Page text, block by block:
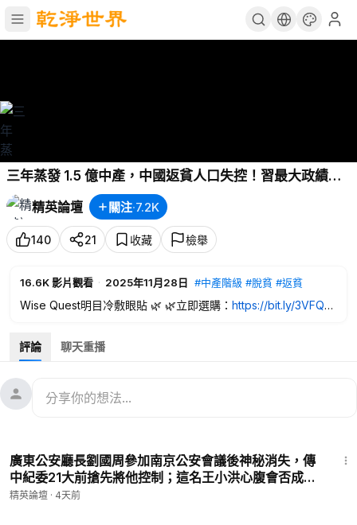
三年蒸發 1.5 億中產，中國返貧人口失控！習最大政績脫
貧工程爛尾，中共嚴控返鄉滯鄉保統計數字；城市無工
做、農村回不去，無路可走的農民工成習政權最大炸藥
桶；#精英論壇11/28/2025
精英論壇 關注·7.2K
140 21 收藏 檢舉
16.6K影片觀看 · 2025年11月28日 #中產階級 #脫貧 #返貧
Wise Quest明目冷敷眼貼 🌿 🌿立即選購： https://bit.ly/3VFQZi
中醫智慧，舒緩眼疲勞！ 👀
🌱 純草本配方：菊花、薄荷、尤加利，100%天然，安全每日使
🎯 中醫穴位療法：針對眼周8大穴位，快速緩解乾眼與疲勞。
🇯🇵 日本製造：高品質工藝，值得信賴！
👩‍💼 適合人群：上班族、學生、老年人，舒緩電腦眼症狀。
-----------------
「精英論壇」匯集資深媒體人、中國問題專家及重量級嘉賓，為
評論 聊天重播
廣東公安廳長劉國周參加南京公安會議後神秘消失，傳
中紀委21大前搶先將他控制；這名王小洪心腹會否成為
扳倒王小洪的突破口？|【#精英論壇】 #21大 #王小洪
精英論壇 · 4天前